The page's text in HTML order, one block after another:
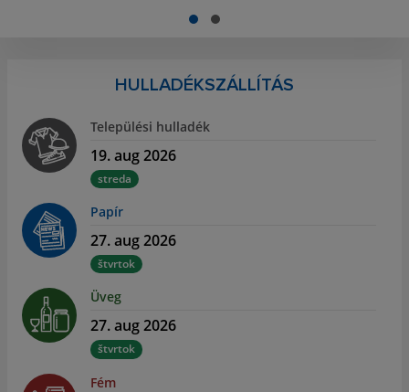
HULLADÉKSZÁLLÍTÁS
Települési hulladék
19. aug 2026
streda
Papír
27. aug 2026
štvrtok
Üveg
27. aug 2026
štvrtok
Fém